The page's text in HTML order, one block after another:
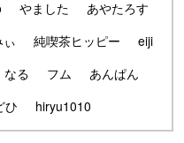
やました
あやたろす
ぃ 純喫茶ヒッピー
eiji
なる フム
あんぱん
ひ hiryu1010